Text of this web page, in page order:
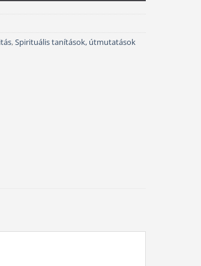
,Spirituális tanítások, útmutatások